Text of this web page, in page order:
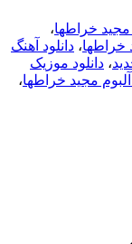
مجید خراطها،
خراطها، دانلود آهنگ
، دانلود موزیک
مجید خراطها،